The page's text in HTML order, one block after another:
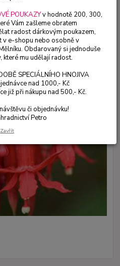
POUKAZYv hodnotě 200, 300,
Vám zašleme obratem
radost dárkovým poukazem,
v e-shopu nebo osobně v
Obdarovaný si jednoduše
které mu udělají radost.
SPECIÁLNÍHO HNOJIVA
nad 1000,- Kč
již při nákupu nad 500,- Kč.
či objednávku!
Petro
Zavřít